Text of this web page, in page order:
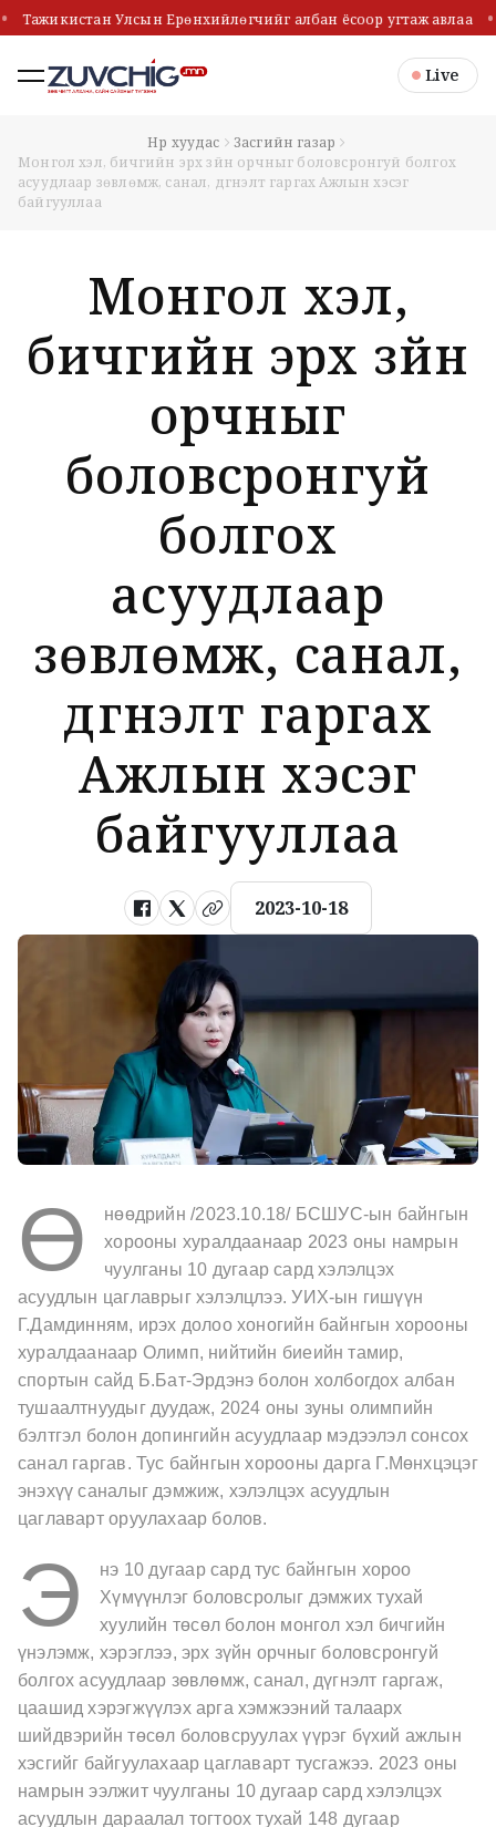
Тажикистан Улсын Ерөнхийлөгчийг албан ёсоор угтаж авлаа
Live
Нүүр хуудас
Засгийн газар
Монгол хэл, бичгийн эрх зүйн орчныг боловсронгуй болгох
асуудлаар зөвлөмж, санал, дүгнэлт гаргах Ажлын хэсэг
байгууллаа
Монгол хэл,
бичгийн эрх зүйн
орчныг
боловсронгуй
болгох
асуудлаар
зөвлөмж, санал,
дүгнэлт гаргах
Ажлын хэсэг
байгууллаа
2023-10-18
Ө
нөөдрийн /2023.10.18/ БСШУС-ын байнгын
хорооны хуралдаанаар 2023 оны намрын
чуулганы 10 дугаар сард хэлэлцэх
асуудлын цаглаврыг хэлэлцлээ.УИХ-ын гишүүн
Г.Дамдинням, ирэх долоо хоногийн байнгын хорооны
хуралдаанаар Олимп, нийтийн биеийн тамир,
спортын сайд Б.Бат-Эрдэнэ болон холбогдох албан
тушаалтнуудыг дуудаж, 2024 оны зуны олимпийн
бэлтгэл болон допингийн асуудлаар мэдээлэл сонсох
санал гаргав. Тус байнгын хорооны дарга Г.Мөнхцэцэг
энэхүү саналыг дэмжиж, хэлэлцэх асуудлын
цаглаварт оруулахаар болов.
Э
нэ 10 дугаар сард тус байнгын хороо
Хүмүүнлэг боловсролыг дэмжих тухай
хуулийн төсөл болон монгол хэл бичгийн
үнэлэмж, хэрэглээ, эрх зүйн орчныг боловсронгуй
болгох асуудлаар зөвлөмж, санал, дүгнэлт гаргаж,
цаашид хэрэгжүүлэх арга хэмжээний талаарх
шийдвэрийн төсөл боловсруулах үүрэг бүхий ажлын
хэсгийг байгуулахаар цаглаварт тусгажээ. 2023 оны
намрын ээлжит чуулганы 10 дугаар сард хэлэлцэх
асуудлын дараалал тогтоох тухай 148 дугаар